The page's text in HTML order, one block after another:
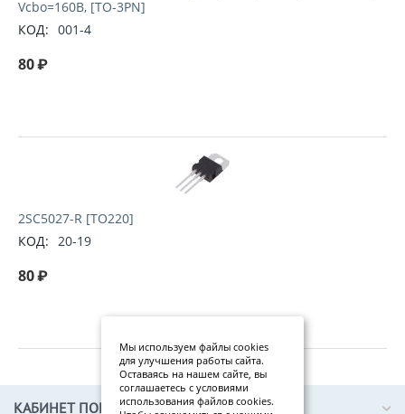
Vcbo=160В, [TO-3PN]
КОД: 001-4
80₽
2SC5027-R [TO220]
КОД: 20-19
80₽
КАБИНЕТ ПОКУПАТЕЛЯ
Мы используем файлы cookies
для улучшения работы сайта.
Оставаясь на нашем сайте, вы
соглашаетесь с условиями
использования файлов cookies.